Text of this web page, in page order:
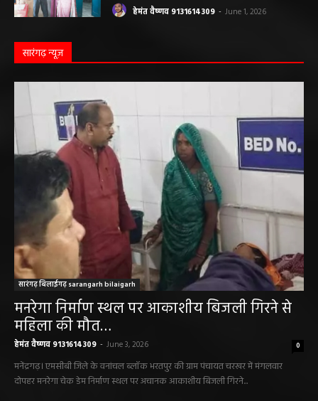
हेमंत वैष्णव 9131614309 - June 1, 2026
सारंगढ़ न्यूज़
सारंगढ़ बिलाईगढ़ sarangarh bilaigarh
मनरेगा निर्माण स्थल पर आकाशीय बिजली गिरने से
महिला की मौत…
हेमंत वैष्णव 9131614309 - June 3, 2026 0
मनेंद्रगढ़। एमसीबी जिले के वनांचल ब्लॉक भरतपुर की ग्राम पंचायत चरखर में मंगलवार
दोपहर मनरेगा चेक डेम निर्माण स्थल पर अचानक आकाशीय बिजली गिरने...